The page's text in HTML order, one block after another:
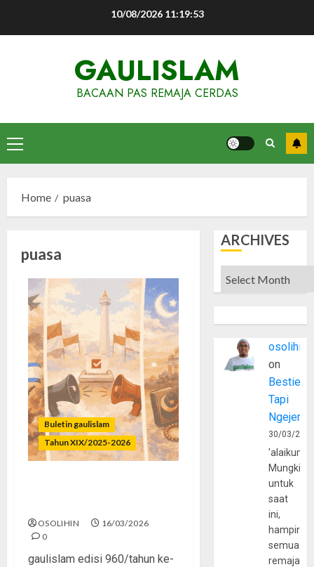
10/08/2026 11:19:53
GAULISLAM
BACAAN PAS REMAJA CERDAS
Primary
Menu
Home puasa
puasa
Buletin gaulislam
Tahun XIX/2025-2026
OSOLIHIN
16/03/2026
0
gaulislam edisi 960/tahun ke-
ARCHIVES
Archives
osolihin
on
Bestie
Tapi
30/03/
Mungkin
untuk
saat
ini,
hampir
semua
remaja